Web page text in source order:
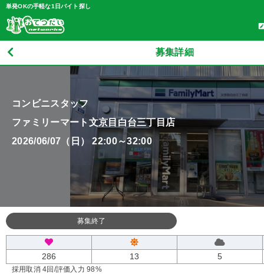
単発OKの手軽な1日バイト探し
募集詳細
コンビニスタッフ
ファミリーマート文京目白台三丁目店
2026/06/07（日） 22:00～32:00
募集終了
286 13 5
採用取消 4回 /評価入力 98%